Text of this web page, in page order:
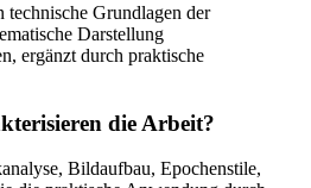
Grundlagen der
Darstellung
ergänzt durch praktische
die Arbeit?
Bildaufbau, Epochenstile,